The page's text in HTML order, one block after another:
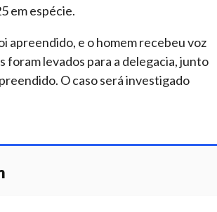
em espécie.
apreendido, e o homem recebeu voz
foram levados para a delegacia, junto
O caso será investigado